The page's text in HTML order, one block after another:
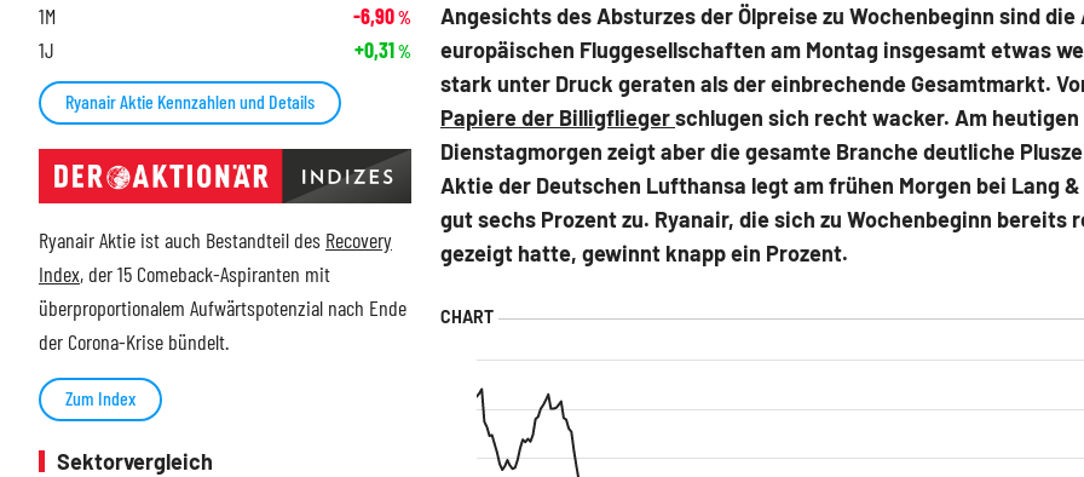
Angesichts des Absturzes der Ölpreise zu Wochenbeginn sind
europäischen Fluggesellschaften am Montag insgesamt etwas
stark unter Druck geraten als der einbrechende Gesamtmarkt.
Papiere der Billigfliegerschlugen sich recht wacker. Am heutigen
Dienstagmorgen zeigt aber die gesamte Branche deutliche
Aktie der Deutschen Lufthansa legt am frühen Morgen bei Lang
gut sechs Prozent zu. Ryanair, die sich zu Wochenbeginn bereits
gezeigt hatte, gewinnt knapp ein Prozent.
1M -6,90%
1J +0,31%
Ryanair Aktie Kennzahlen und Details
Ryanair Aktie ist auch Bestandteil des Recovery
Index, der 15 Comeback-Aspiranten mit
überproportionalem Aufwärtspotenzial nach Ende
der Corona-Krise bündelt.
Zum Index
Sektorvergleich